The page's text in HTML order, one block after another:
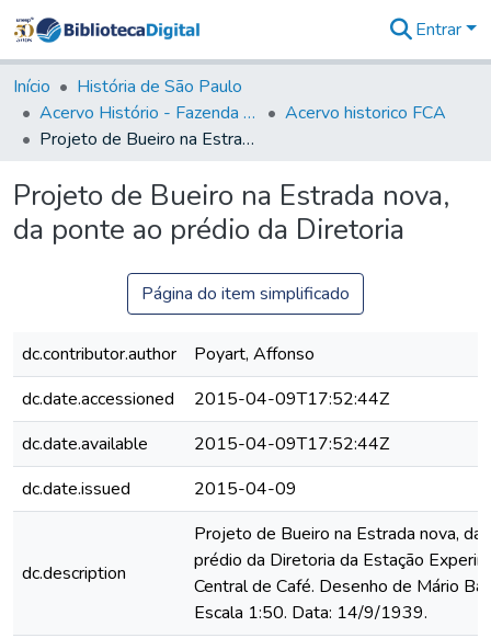
&
Coleções
Tudo na
Biblioteca
Estatísticas
Entrar
Início
História de São Paulo
Acervo Histório - Fazenda Lageado
Acervo historico FCA
Projeto de Bueiro na Estrada nova, da ponte ao prédio da Diretoria
Projeto de Bueiro na Estrada nova,
da ponte ao prédio da Diretoria
Página do item simplificado
dc.contributor.author
Poyart, Affonso
dc.date.accessioned
2015-04-09T17:52:44Z
dc.date.available
2015-04-09T17:52:44Z
dc.date.issued
2015-04-09
dc.description
Projeto de Bueiro na Estrada nova, da
prédio da Diretoria da Estação
Central de Café. Desenho de Mário
Escala 1:50. Data: 14/9/1939.